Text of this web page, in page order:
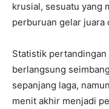
krusial, sesuatu yang
perburuan gelar juara
Statistik
berlangsung
sepanjang laga,
menit akhir menjadi